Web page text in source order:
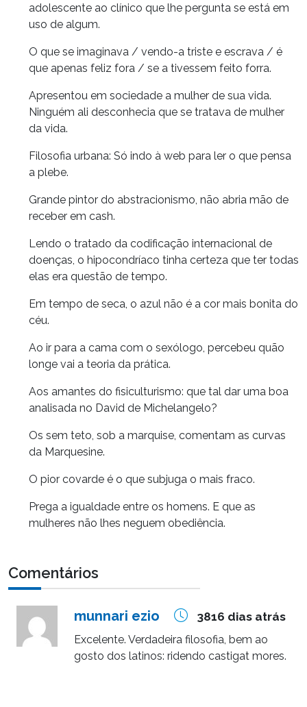
adolescente ao clínico que lhe pergunta se está em
uso de algum.
O que se imaginava / vendo-a triste e escrava / é
que apenas feliz fora / se a tivessem feito forra.
Apresentou em sociedade a mulher de sua vida.
Ninguém ali desconhecia que se tratava de mulher
da vida.
Filosofia urbana: Só indo à web para ler o que pensa
a plebe.
Grande pintor do abstracionismo, não abria mão de
receber em cash.
Lendo o tratado da codificação internacional de
doenças, o hipocondríaco tinha certeza que ter todas
elas era questão de tempo.
Em tempo de seca, o azul não é a cor mais bonita do
céu.
Ao ir para a cama com o sexólogo, percebeu quão
longe vai a teoria da prática.
Aos amantes do fisiculturismo: que tal dar uma boa
analisada no David de Michelangelo?
Os sem teto, sob a marquise, comentam as curvas
da Marquesine.
O pior covarde é o que subjuga o mais fraco.
Prega a igualdade entre os homens. E que as
mulheres não lhes neguem obediência.
Comentários
munnari ezio 3816 dias atrás
Excelente. Verdadeira filosofia, bem ao
gosto dos latinos: ridendo castigat mores.